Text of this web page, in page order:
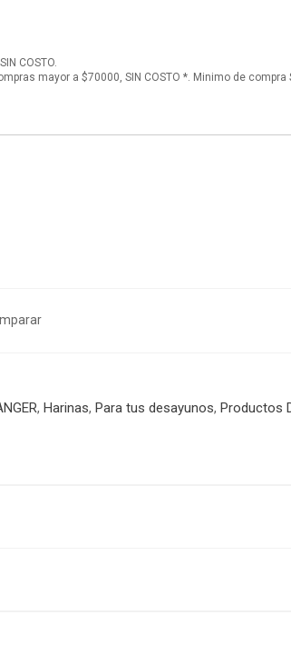
COSTO.
mayor a $70000, SIN COSTO *. Minimo de compra
, Harinas, Para tus desayunos, Productos